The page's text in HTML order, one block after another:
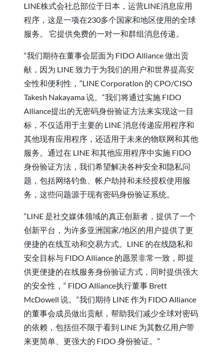
LINE株式会社总部位于日本，运营LINE消息应用
程序，这是一项在230多个国家和地区使用的全球
服务。 它提供免费的一对一和群组消息传递。
“我们期待在董事会层面为 FIDO Alliance 做出贡
献，因为 LINE 致力于为我们的用户和世界提高安
全性和便利性，”LINE Corporation 的 CPO/CISO
Takesh Nakayama 说。“我们将通过实施 FIDO
Alliance提出的无密码身份验证方法来实现这一目
标，不仅适用于主要的 LINE 消息传递应用程序和
其他现有应用程序，还适用于未来的物联网和其他
服务。通过在 LINE 和其他应用程序中实施 FIDO
身份验证方法，我们希望解决各种安全和隐私问
题，包括网络钓鱼、帐户劫持和未经授权使用服
务，这些问题源于现有密码身份验证系统。
“LINE 是社交媒体领域的真正创新者，提供了一个
创新平台，为许多亚洲国家/地区的用户提供了更
便捷的在线互动和交易方式。LINE 的在线隐私和
安全目标与 FIDO Alliance 的愿景非常一致，即提
供更便捷的在线服务身份验证方式，同时提供强大
的安全性，“ FIDO Alliance执行董事 Brett
McDowell 说。“我们期待 LINE 作为 FIDO Alliance
的董事会成员做出贡献，帮助我们减少全球对密码
的依赖，包括但不限于看到 LINE 为其数亿用户带
来更简单、更强大的 FIDO 身份验证。”